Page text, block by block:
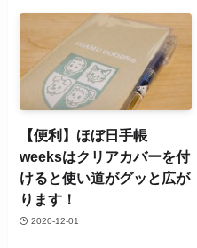
【便利】ほぼ日手帳
weeksはクリアカバーを付
けると使い道がグッと広が
ります！
2020-12-01